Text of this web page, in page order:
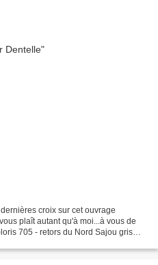
croix sur cet ouvrage
plaît autant qu'à moi...à vous de
705 - retors du Nord Sajou gris